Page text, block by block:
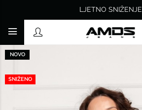
LJETNO SNIŽENJE
NOVO
SNIŽENO